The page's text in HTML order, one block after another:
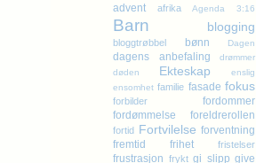
advent afrika Agenda 3:16
Barn blogging
bloggtrøbbel bønn Dagen
dagens anbefaling
drømmer
døden
Ekteskap
enslig
ensomhet familie fasade fokus
forbilder
fordommer
fordømmelse
foreldrerollen
fortid Fortvilelse forventning
fremtid
frihet fristelser
frustrasjon frykt gi slipp give